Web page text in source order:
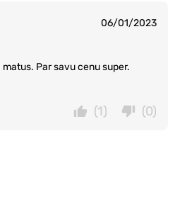
06/01/2023
Par savu cenu super.
(0)
(1)